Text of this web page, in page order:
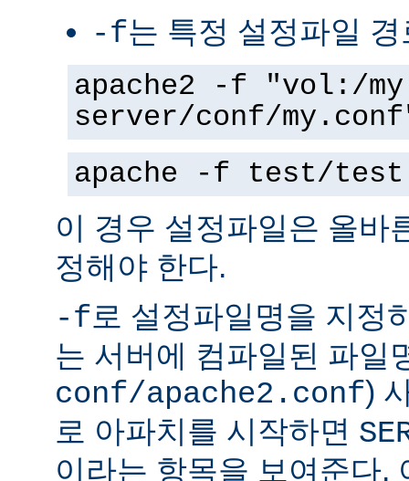
-f는 특정 설정파일
apache2 -f "vol:/my
server/conf/
apache -f test/
이 경우 설정파일은 올바
정해야 한다.
-f로 설정파일명을 지정
는 서버에 컴파일된 파일
conf/apache2.conf)
로 아파치를 시작하면
이라는 항목을 보여준다.